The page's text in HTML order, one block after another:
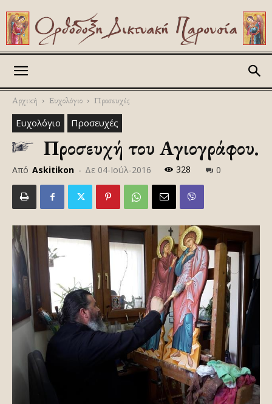
Αρχική Ευχολόγιο Προσευχές
Ευχολόγιο Προσευχές
Προσευχή του Αγιογράφου.
Από Askitikon - Δε 04-Ιούλ-2016 328 0